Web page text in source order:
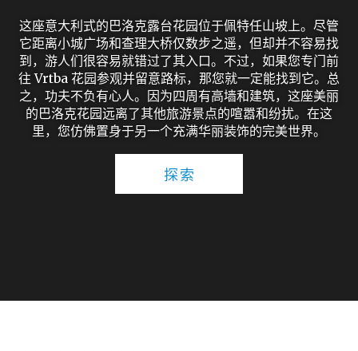
这座意大利式的巴洛克露台花园位于佩特任山坡上。尽管
它距离小城广场和查理大桥仅数步之遥，但却并不容易找
到，游人们很容易就错过了其入口。不过，如果您专门前
往 Vrtba 花园参观并留意路标，那您就一定能找到它。总
之，功夫不负有心人。因为四周有高墙和建筑，这座美丽
的巴洛克花园远离了其他旅游景点的喧嚣和纷扰。在这
里，您仿佛置身于另一个充满华丽装饰的完美世界。
探索